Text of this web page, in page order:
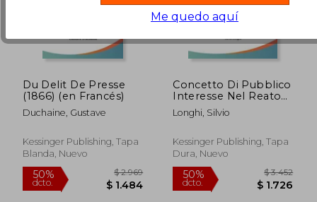
50%
dcto. $ 9.180
50%
dcto. $
Du Delit De Presse
(1866) (en Francés)
Duchaine, Gustave
Kessinger Publishing, Tapa
Blanda, Nuevo
Concetto Di Pubblico
Interesse Nel Reato
Di Diffamazione, E
Suoi Corollari (1908)
Longhi, Silvio
Kessinger Publishing, Tapa
Dura, Nuevo
Me quedo aquí